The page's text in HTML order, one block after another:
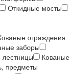
Откидные мосты
ограждения
заборы
Кованые
предметы